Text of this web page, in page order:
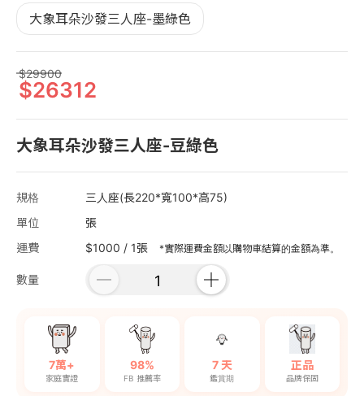
大象耳朵沙發三人座-墨綠色
29900
26312
大象耳朵沙發三人座-豆綠色
規格
三人座(長220*寬100*高75)
單位
張
運費
$1000 / 1張 *實際運費金額以購物車結算的金額為準。
數量
7萬+
家庭實證
98%
FB 推薦率
7 天
鑑賞期
正品
品牌保固